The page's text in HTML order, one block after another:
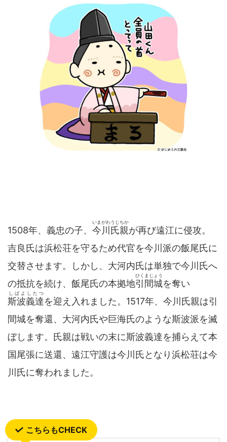
1508年、義忠の子、 今川氏親
いまがわうじちか
が再び遠江に侵攻。
吉良氏は浜松荘を守るため代官を今川派の飯尾氏に
交替させます。しかし、大河内氏は単独で今川氏へ
の抵抗を続け、飯尾氏の本拠地引間城
ひくまじょう
を奪い
斯波義達
しばよしたつ
を迎え入れました。1517年、今川氏親は引
間城を奪還、大河内氏や巨海氏のような斯波派を滅
ぼします。氏親は戦いの末に斯波義達を捕らえて本
国尾張に送還、遠江守護は今川氏となり浜松荘は今
川氏に奪われました。
こちらもCHECK